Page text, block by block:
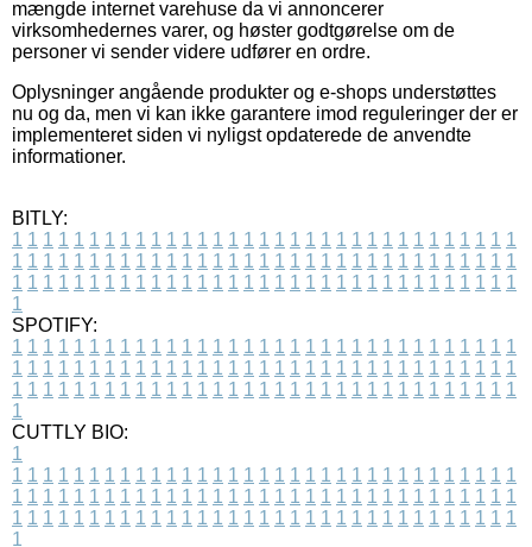
mængde internet varehuse da vi annoncerer
virksomhedernes varer, og høster godtgørelse om de
personer vi sender videre udfører en ordre.
Oplysninger angående produkter og e-shops understøttes
nu og da, men vi kan ikke garantere imod reguleringer der er
implementeret siden vi nyligst opdaterede de anvendte
informationer.
BITLY:
1 1 1 1 1 1 1 1 1 1 1 1 1 1 1 1 1 1 1 1 1 1 1 1 1 1 1 1 1 1 1 1 1
1 1 1 1 1 1 1 1 1 1 1 1 1 1 1 1 1 1 1 1 1 1 1 1 1 1 1 1 1 1 1 1 1
1 1 1 1 1 1 1 1 1 1 1 1 1 1 1 1 1 1 1 1 1 1 1 1 1 1 1 1 1 1 1 1 1
1
SPOTIFY:
1 1 1 1 1 1 1 1 1 1 1 1 1 1 1 1 1 1 1 1 1 1 1 1 1 1 1 1 1 1 1 1 1
1 1 1 1 1 1 1 1 1 1 1 1 1 1 1 1 1 1 1 1 1 1 1 1 1 1 1 1 1 1 1 1 1
1 1 1 1 1 1 1 1 1 1 1 1 1 1 1 1 1 1 1 1 1 1 1 1 1 1 1 1 1 1 1 1 1
1
CUTTLY BIO:
1
1 1 1 1 1 1 1 1 1 1 1 1 1 1 1 1 1 1 1 1 1 1 1 1 1 1 1 1 1 1 1 1 1
1 1 1 1 1 1 1 1 1 1 1 1 1 1 1 1 1 1 1 1 1 1 1 1 1 1 1 1 1 1 1 1 1
1 1 1 1 1 1 1 1 1 1 1 1 1 1 1 1 1 1 1 1 1 1 1 1 1 1 1 1 1 1 1 1 1
1